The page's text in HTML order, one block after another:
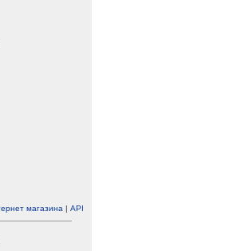
магазина | API